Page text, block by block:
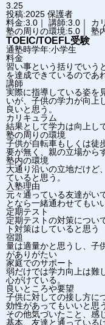
3.25
投稿:2025 保護者
料金:3.0｜ 講師:3.0｜ カ
塾の周りの環境:5.0｜ 塾
TOEIC/TOEFL受験
通塾時学年:小学生
料金
習い事という括りでいう
を達成できているのであ
講師
実際に指導している姿を
いが、子供の学力が向上
良いと思う。
カリキュラム
結果として学力は向上し
塾の周りの環境
子供が自転車もしくは徒
要が無く、親の立場から
塾内の環境
大通り沿いの立地だけど
ていると思う。
入塾理由
元々通っている友達がい
となら一緒通わせてもい
定期テスト
定期テストの対策につい
ト対策はしていると思う
宿題
量は適量かと思うし、子
がありがたい
家庭でのサポート
弱だけでは学力向上は難
心がけている。
良いところや要望
子供に対しての接し方に
効性があってもいいと思
その他気づいたこと、感
基本、友達と通っている